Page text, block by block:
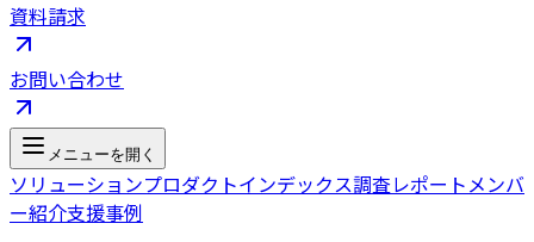
資料請求
お問い合わせ
メニューを開く
ソリューションプロダクトインデックス調査レポートメンバ
ー紹介支援事例